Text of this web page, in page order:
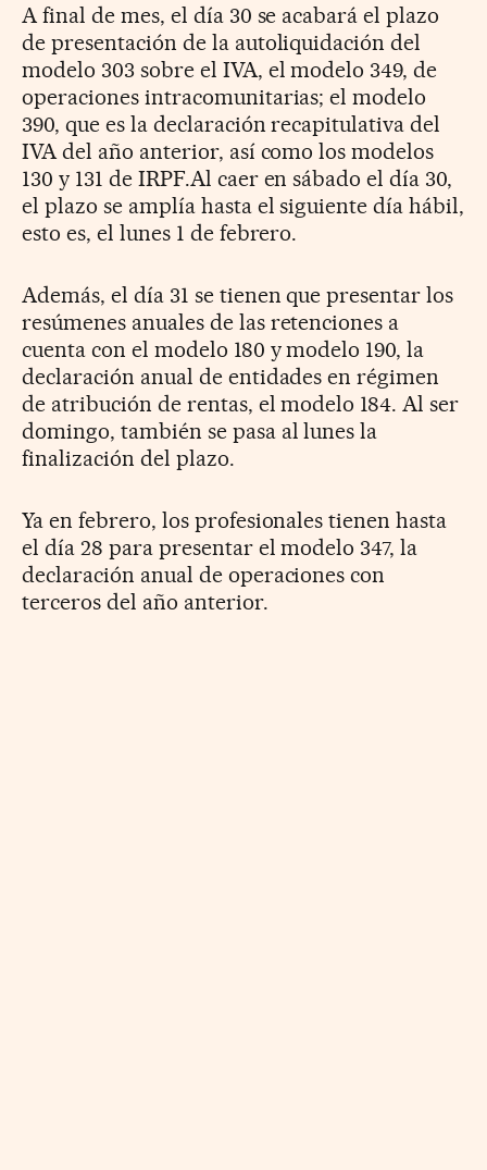
A final de mes, el día 30 se acabará el plazo
de presentación de la autoliquidación del
modelo 303 sobre el IVA, el modelo 349, de
operaciones intracomunitarias; el modelo
390, que es la declaración recapitulativa del
IVA del año anterior, así como los modelos
130 y 131 de IRPF.Al caer en sábado el día 30,
el plazo se amplía hasta el siguiente día hábil,
esto es, el lunes 1 de febrero.
Además, el día 31 se tienen que presentar los
resúmenes anuales de las retenciones a
cuenta con el modelo 180 y modelo 190, la
declaración anual de entidades en régimen
de atribución de rentas, el modelo 184. Al ser
domingo, también se pasa al lunes la
finalización del plazo.
Ya en febrero, los profesionales tienen hasta
el día 28 para presentar el modelo 347, la
declaración anual de operaciones con
terceros del año anterior.